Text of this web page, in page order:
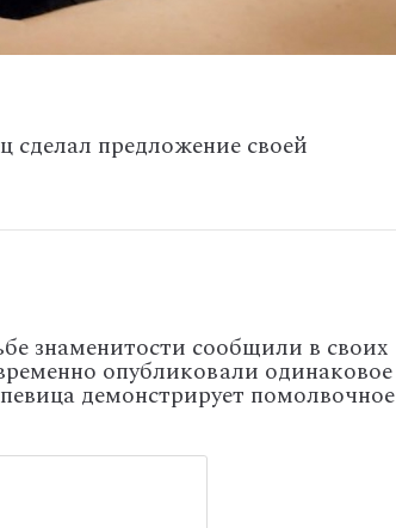
предложение своей
знаменитости сообщили в своих
опубликовали одинаковое
демонстрирует помолвочное